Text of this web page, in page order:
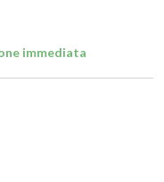
immediata